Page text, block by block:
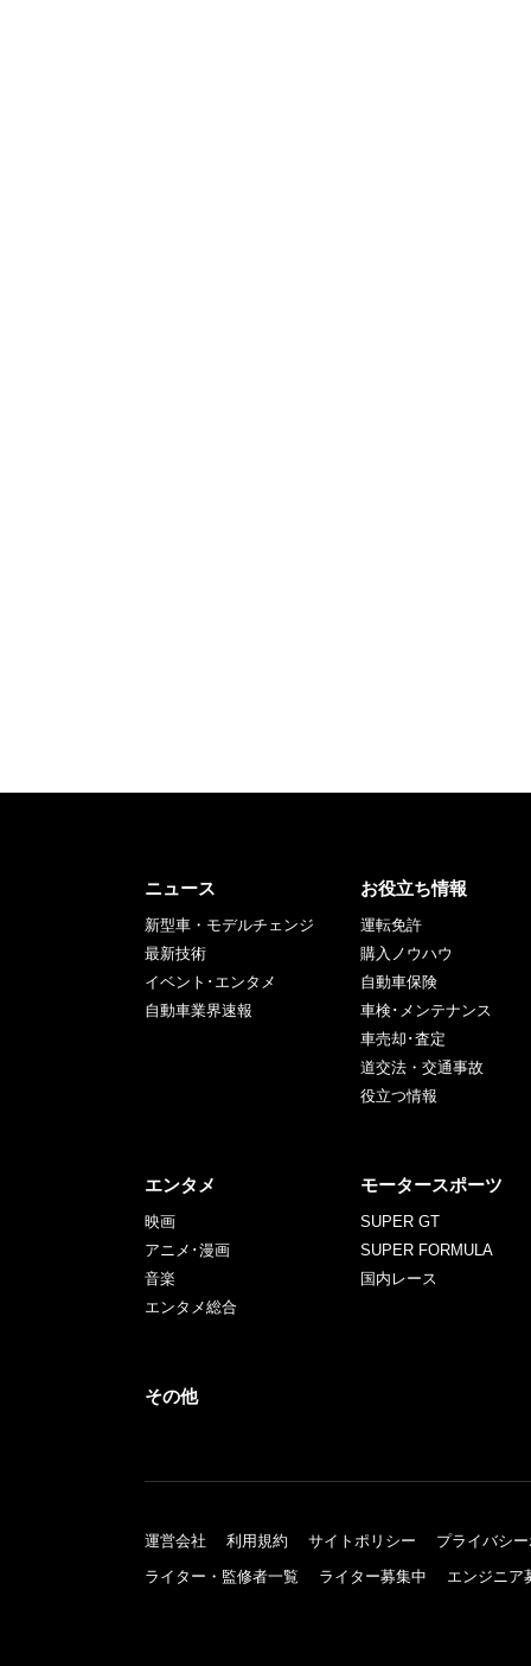
ニュース
新型車・モデルチェンジ
最新技術
イベント･エンタメ
自動車業界速報
お役立ち情報
運転免許
購入ノウハウ
自動車保険
車検･メンテナンス
車売却･査定
道交法・交通事故
役立つ情報
エンタメ
映画
アニメ･漫画
音楽
エンタメ総合
モータースポーツ
SUPER GT
SUPER FORMULA
国内レース
その他
運営会社 利用規約 サイトポリシー
プライバシ
ライター・監修者一覧
ライター募集中 エンジニア